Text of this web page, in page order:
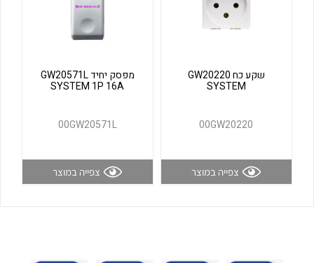
לכל מוצרי היצרן לכל מוצרי היצרן
שקע כח GW20220
SYSTEM
00GW20220
צפייה במוצר
מפסק יחיד GW20571L
SYSTEM 1P 16A
00GW20571L
צפייה במוצר